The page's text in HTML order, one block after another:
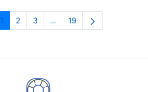
Orrialdea
1 Orrialdea
2 Orrialdea
3 ...Intermediate Pages Use
Orrialdea
19